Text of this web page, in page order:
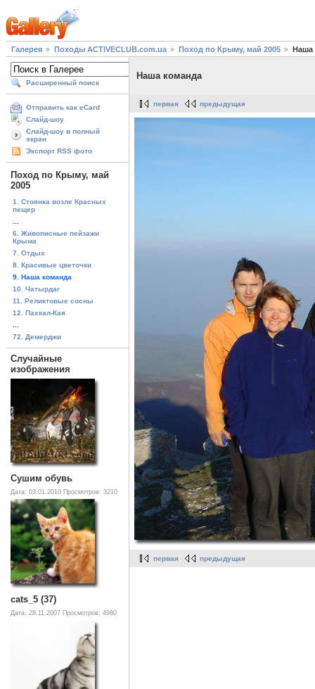
Галерея Походы ACTIVECLUB.com.ua Поход по Крыму, май 2005 Наша
Расширенный поиск
Отправить как eCard
Слайд-шоу
Слайд-шоу в полный
экран
Экспорт RSS фото
Поход по Крыму, май
2005
1. Стоянка возле Красных
пещер
6. Живописные пейзажи
Крыма
7. Отдых
8. Красивые цветочки
9. Наша команда
10. Чатырдаг
11. Реликтовые сосны
12. Пахкал-Кая
72. Демерджи
Случайные
изображения
Сушим обувь
Дата: 03.01.2010 Просмотров: 3210
cats_5 (37)
Дата: 28.11.2007 Просмотров: 4980
Наша команда
первая предыдущая
первая предыдущая